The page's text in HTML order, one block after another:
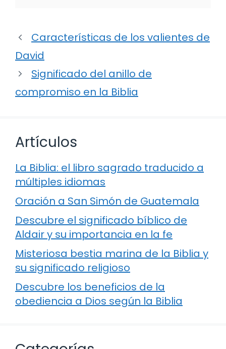
Características de los valientes de
David
Significado del anillo de
compromiso en la Biblia
Artículos
La Biblia: el libro sagrado traducido a
múltiples idiomas
Oración a San Simón de Guatemala
Descubre el significado bíblico de
Aldair y su importancia en la fe
Misteriosa bestia marina de la Biblia y
su significado religioso
Descubre los beneficios de la
obediencia a Dios según la Biblia